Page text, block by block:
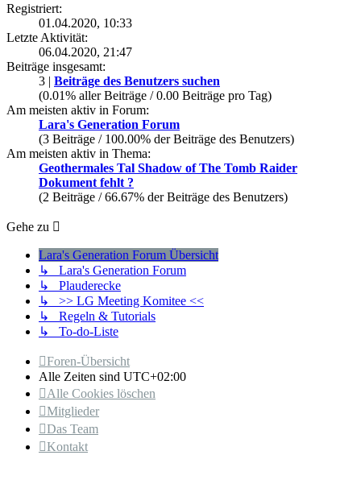
Registriert:
01.04.2020, 10:33
Letzte Aktivität:
06.04.2020, 21:47
Beiträge insgesamt:
3 | Beiträge des Benutzers suchen
(0.01% aller Beiträge / 0.00 Beiträge pro Tag)
Am meisten aktiv in Forum:
Lara's Generation Forum
(3 Beiträge / 100.00% der Beiträge des Benutzers)
Am meisten aktiv in Thema:
Geothermales Tal Shadow of The Tomb Raider
Dokument fehlt ?
(2 Beiträge / 66.67% der Beiträge des Benutzers)
Gehe zu
Lara's Generation Forum Übersicht
↳ Lara's Generation Forum
↳ Plauderecke
↳ >> LG Meeting Komitee <<
↳ Regeln & Tutorials
↳ To-do-Liste
Foren-Übersicht
Alle Zeiten sind UTC+02:00
Alle Cookies löschen
Mitglieder
Das Team
Kontakt